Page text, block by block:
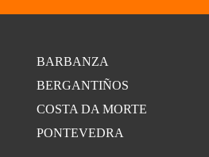
BARBANZA
BERGANTIÑOS
COSTA DA MORTE
PONTEVEDRA